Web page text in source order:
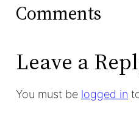
Comments
Leave a
You must be logged in